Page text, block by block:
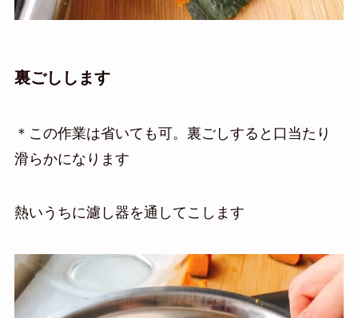
裏ごしします
＊この作業は省いても可。裏ごしすると口当たり
滑らかになります
熱いうちに濾し器を通してこします